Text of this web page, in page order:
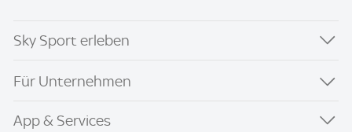
Sky Sport erleben
Für Unternehmen
App & Services